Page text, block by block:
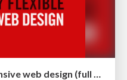
Fashionably flexible responsive web design (full day workshop)